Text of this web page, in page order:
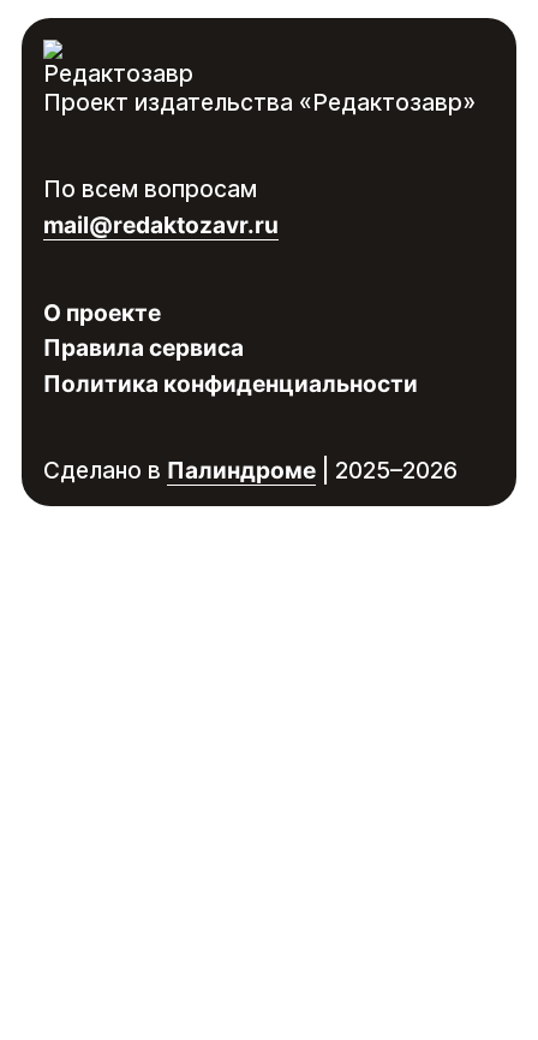
Проект издательства «Редактозавр»
По всем вопросам
mail@redaktozavr.ru
О проекте
Правила сервиса
Политика конфиденциальности
Сделано в Палиндроме| 2025–2026